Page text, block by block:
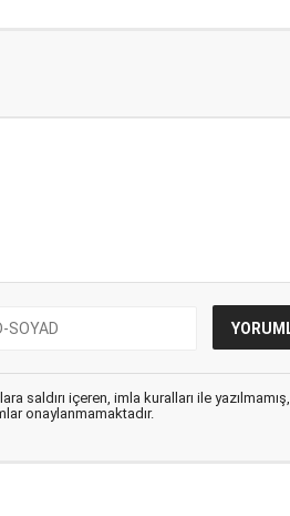
saldırı içeren, imla kuralları ile yazılmamış,
onaylanmamaktadır.